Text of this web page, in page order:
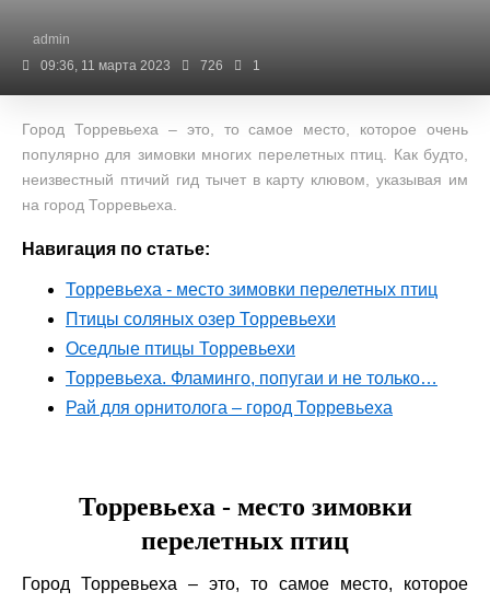
admin
09:36, 11 марта 2023
726 1
Город Торревьеха – это, то самое место, которое очень
популярно для зимовки многих перелетных птиц. Как будто,
неизвестный птичий гид тычет в карту клювом, указывая им
на город Торревьеха.
Навигация по статье:
Торревьеха - место зимовки перелетных птиц
Птицы соляных озер Торревьехи
Оседлые птицы Торревьехи
Торревьеха. Фламинго, попугаи и не только…
Рай для орнитолога – город Торревьеха
Торревьеха - место зимовки
перелетных птиц
Город Торревьеха – это, то самое место, которое